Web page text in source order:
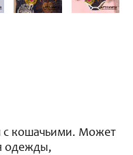
с кошачьими. Может
одежды,